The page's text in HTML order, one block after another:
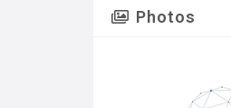
Photos